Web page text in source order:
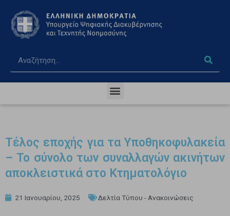
Τέλος εποχής για τα Υποθηκοφυλακεία
– Το σύνολο των συναλλαγών ακινήτων
αποκλειστικά στο Κτηματολόγιο
21 Ιανουαρίου, 2025 Δελτία Τύπου - Ανακοινώσεις